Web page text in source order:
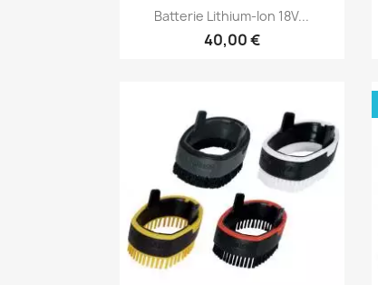
Aperçu rapide
Batterie Lithium-Ion 18V...
40,00 €